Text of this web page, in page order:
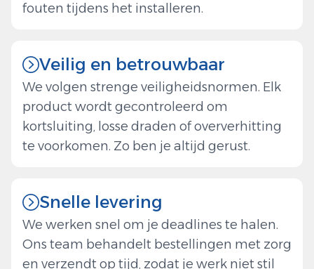
fouten tijdens het installeren.
Veilig en betrouwbaar
We volgen strenge veiligheidsnormen. Elk
product wordt gecontroleerd om
kortsluiting, losse draden of oververhitting
te voorkomen. Zo ben je altijd gerust.
Snelle levering
We werken snel om je deadlines te halen.
Ons team behandelt bestellingen met zorg
en verzendt op tijd, zodat je werk niet stil